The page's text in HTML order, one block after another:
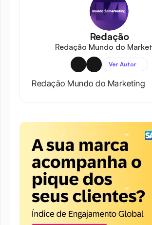
Redação
Redação Mundo do
Ver Autor
Redação Mundo do Marketing